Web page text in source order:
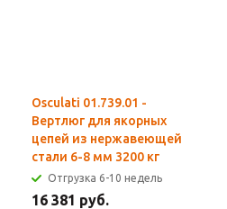
Osculati 01.739.01 -
Вертлюг для якорных
цепей из нержавеющей
стали 6-8 мм 3200 кг
Отгрузка 6-10 недель
16 381 руб.